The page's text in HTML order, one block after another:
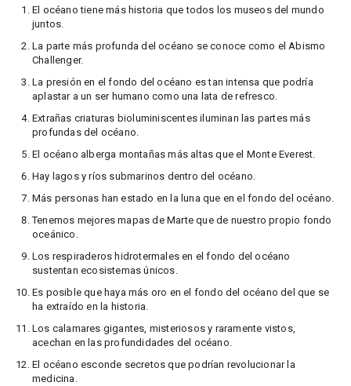
El océano tiene más historia que todos los museos del mundo
juntos.
La parte más profunda del océano se conoce como el Abismo
Challenger.
La presión en el fondo del océano es tan intensa que podría
aplastar a un ser humano como una lata de refresco.
Extrañas criaturas bioluminiscentes iluminan las partes más
profundas del océano.
El océano alberga montañas más altas que el Monte Everest.
Hay lagos y ríos submarinos dentro del océano.
Más personas han estado en la luna que en el fondo del océano.
Tenemos mejores mapas de Marte que de nuestro propio fondo
oceánico.
Los respiraderos hidrotermales en el fondo del océano
sustentan ecosistemas únicos.
Es posible que haya más oro en el fondo del océano del que se
ha extraído en la historia.
Los calamares gigantes, misteriosos y raramente vistos,
acechan en las profundidades del océano.
El océano esconde secretos que podrían revolucionar la
medicina.